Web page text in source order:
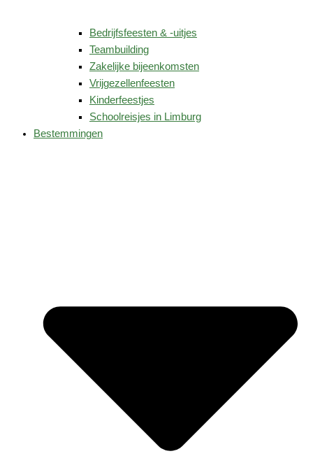
Bedrijfsfeesten & -uitjes
Teambuilding
Zakelijke bijeenkomsten
Vrijgezellenfeesten
Kinderfeestjes
Schoolreisjes in Limburg
Bestemmingen